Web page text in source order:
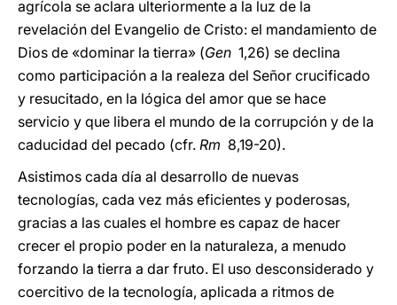
agrícola se aclara ulteriormente a la luz de la
revelación del Evangelio de Cristo: el mandamiento de
Dios de «dominar la tierra» (Gen 1,26) se declina
como participación a la realeza del Señor crucificado
y resucitado, en la lógica del amor que se hace
servicio y que libera el mundo de la corrupción y de la
caducidad del pecado (cfr. Rm 8,19-20).
Asistimos cada día al desarrollo de nuevas
tecnologías, cada vez más eficientes y poderosas,
gracias a las cuales el hombre es capaz de hacer
crecer el propio poder en la naturaleza, a menudo
forzando la tierra a dar fruto. El uso desconsiderado y
coercitivo de la tecnología, aplicada a ritmos de